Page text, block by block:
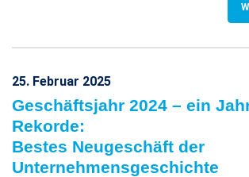
25. Februar 2025
Geschäftsjahr 2024 – ein
Rekorde:
Bestes Neugeschäft der
Unternehmensgeschichte